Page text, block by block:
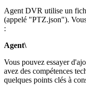
Agent DVR utilise un
(appelé "PTZ.json").
:
Agent\
Vous pouvez essayer
avez des compétences
quelques points clés à